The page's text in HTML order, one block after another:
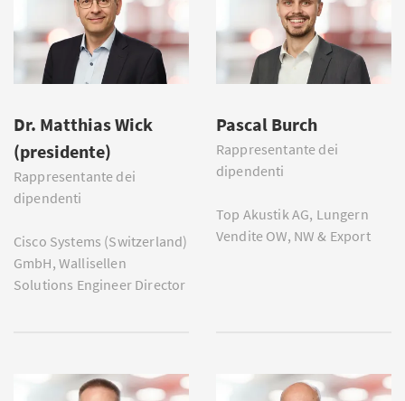
Dr. Matthias Wick
(presidente)
Rappresentante dei
dipendenti
Cisco Systems (Switzerland)
GmbH, Wallisellen
Solutions Engineer Director
Pascal Burch
Rappresentante dei
dipendenti
Top Akustik AG, Lungern
Vendite OW, NW & Export